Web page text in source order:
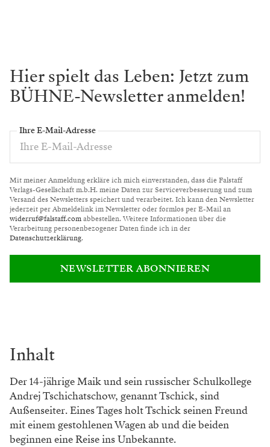
Hier spielt das Leben: Jetzt zum
BÜHNE-Newsletter anmelden!
Ihre E-Mail-Adresse
Mit meiner Anmeldung erkläre ich mich einverstanden, dass die Falstaff
Verlags-Gesellschaft m.b.H. meine Daten zur Serviceverbesserung und zum
Versand des Newsletters speichert und verarbeitet. Ich kann den Newsletter
jederzeit per Abmeldelink im Newsletter oder formlos per E-Mail an
widerruf@falstaff.comabbestellen. Weitere Informationen über die
Verarbeitung personenbezogener Daten finde ich in der
Datenschutzerklärung.
NEWSLETTER ABONNIEREN
Inhalt
Der 14-jährige Maik und sein russischer Schulkollege
Andrej Tschichatschow, genannt Tschick, sind
Außenseiter. Eines Tages holt Tschick seinen Freund
mit einem gestohlenen Wagen ab und die beiden
beginnen eine Reise ins Unbekannte.